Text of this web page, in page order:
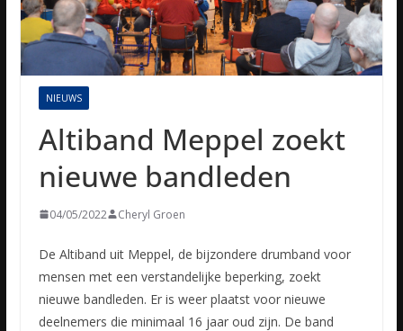
NIEUWS
Altiband Meppel zoekt
nieuwe bandleden
04/05/2022 Cheryl Groen
De Altiband uit Meppel, de bijzondere drumband voor
mensen met een verstandelijke beperking, zoekt
nieuwe bandleden. Er is weer plaatst voor nieuwe
deelnemers die minimaal 16 jaar oud zijn. De band